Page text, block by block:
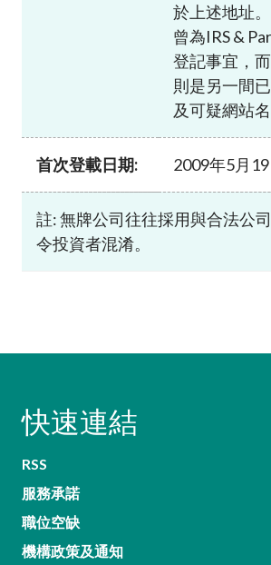
於上述地址
曾為IRS &
登記事宜，
則是另一間
及可疑網站
首次登載日期: 2009年5月19
註: 無牌公司往往採用與合法公
令投資者混淆。
快速連結
RSS
服務承諾
職位空缺
機構政策及通知